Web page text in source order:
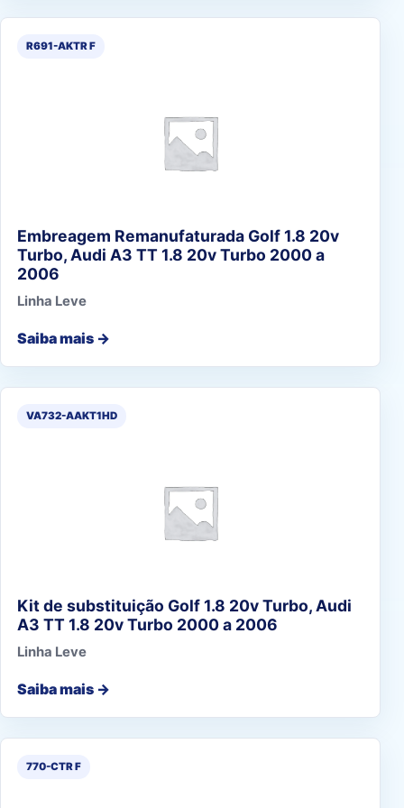
R691-AKTR F
Embreagem Remanufaturada Golf 1.8 20v
Turbo, Audi A3 TT 1.8 20v Turbo 2000 a
2006
Linha Leve
Saiba mais →
VA732-AAKT1HD
Kit de substituição Golf 1.8 20v Turbo, Audi
A3 TT 1.8 20v Turbo 2000 a 2006
Linha Leve
Saiba mais →
770-CTR F